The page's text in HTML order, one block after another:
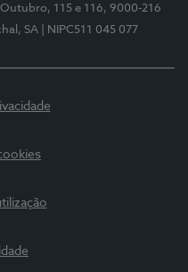
Outubro, 115 e 116, 9000-216
SA | NIPC511 045 077